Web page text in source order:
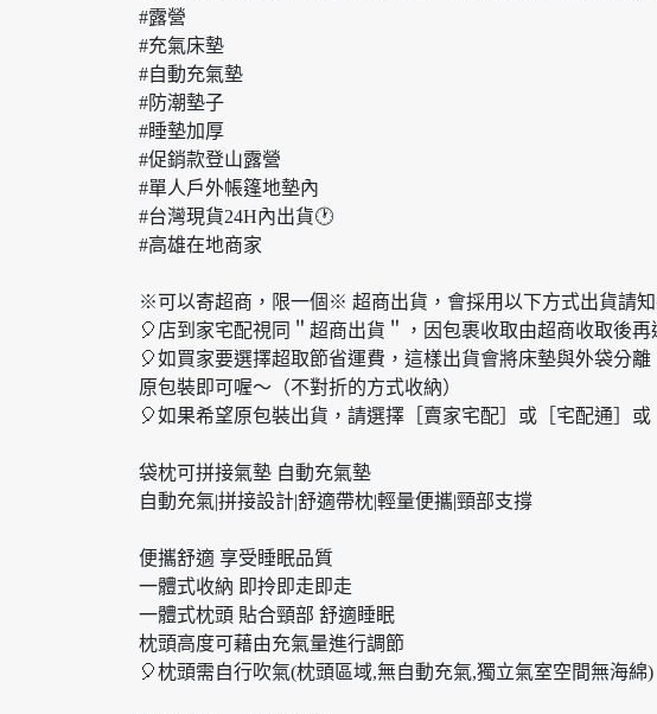
#露營
#充氣床墊
#自動充氣墊
#防潮墊子
#睡墊加厚
#促銷款登山露營
#單人戶外帳篷地墊內
#台灣現貨24H內出貨🕐
#高雄在地商家
※可以寄超商，限一個※ 超商出貨，會採用以下方式出貨請
🎈店到家宅配視同＂超商出貨＂，因包裹收取由超商收取後
🎈如買家要選擇超取節省運費，這樣出貨會將床墊與外袋分
原包裝即可喔～（不對折的方式收納）
🎈如果希望原包裝出貨，請選擇［賣家宅配］或［宅配通］
袋枕可拼接氣墊 自動充氣墊
自動充氣|拼接設計|舒適帶枕|輕量便攜|頸部支撐
便攜舒適 享受睡眠品質
一體式收納 即拎即走即走
一體式枕頭 貼合頸部 舒適睡眠
枕頭高度可藉由充氣量進行調節
🎈枕頭需自行吹氣(枕頭區域,無自動充氣,獨立氣室空間無海綿)